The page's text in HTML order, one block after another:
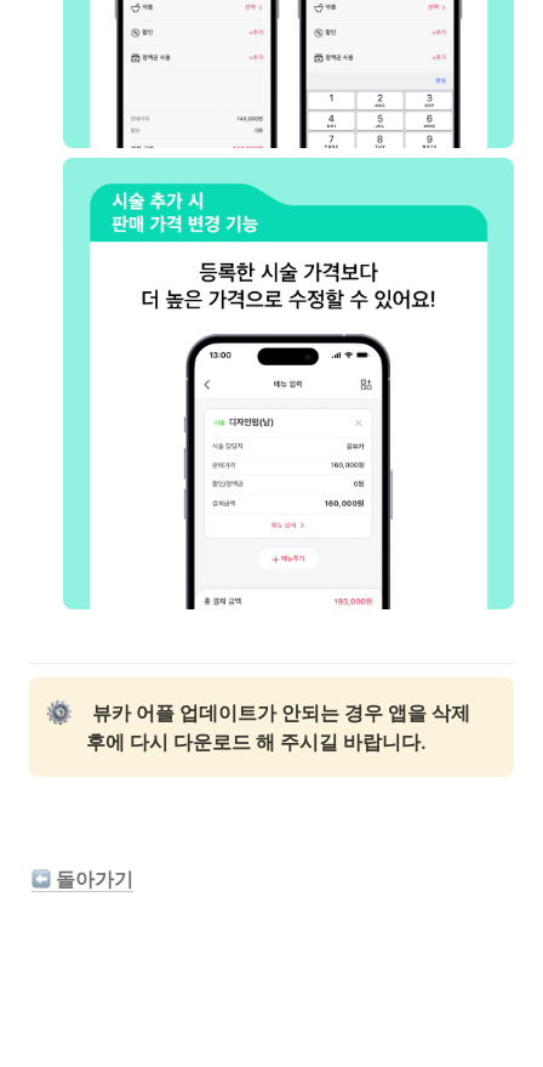
뷰카 어플 업데이트가 안되는 경우 앱을 삭제
후에 다시 다운로드 해 주시길 바랍니다.
돌아가기